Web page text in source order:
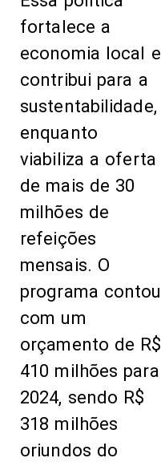
fortalece a
economia local e
contribui para a
sustentabilidade,
enquanto
viabiliza a oferta
de mais de 30
milhões de
refeições
mensais. O
programa contou
com um
orçamento de R$
410 milhões para
2024, sendo R$
318 milhões
oriundos do